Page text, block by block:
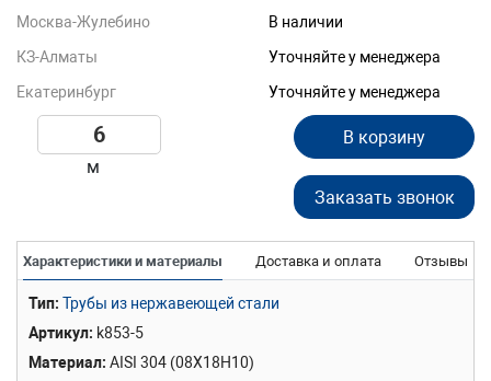
Москва-Жулебино
В наличии
КЗ-Алматы
Уточняйте у менеджера
Екатеринбург
Уточняйте у менеджера
м
В корзину
Заказать звонок
Характеристики и материалы Доставка и оплата Отзывы
Тип Трубы из нержавеющей стали
Артикул k853-5
Материал AISI 304 (08Х18Н10)